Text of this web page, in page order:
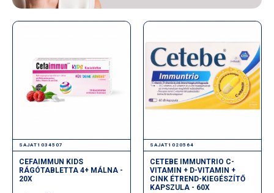
SAJAT1034507
CEFAIMMUN KIDS
RÁGÓTABLETTA 4+ MÁLNA -
20X
SAJAT1020564
CETEBE IMMUNTRIO C-
VITAMIN + D-VITAMIN +
CINK ÉTREND-KIEGÉSZÍTŐ
KAPSZULA - 60X